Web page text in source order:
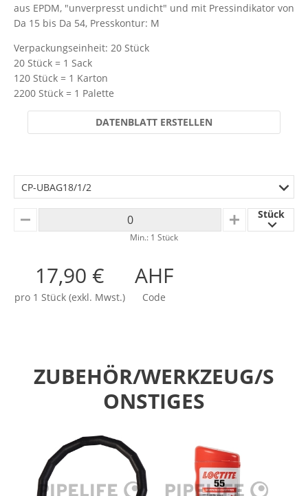
aus EPDM, "unverpresst undicht" und mit Pressindikator von
Da 15 bis Da 54, Presskontur: M
Verpackungseinheit: 20 Stück
20 Stück = 1 Sack
120 Stück = 1 Karton
2200 Stück = 1 Palette
DATENBLATT ERSTELLEN
CP-UBAG18/1/2
MINUS PLUS
Stück
Min.: 1 Stück
17,90 €
pro 1 Stück (exkl. Mwst.)
AHF
Code
ZUBEHÖR/WERKZEUG/S
ONSTIGES